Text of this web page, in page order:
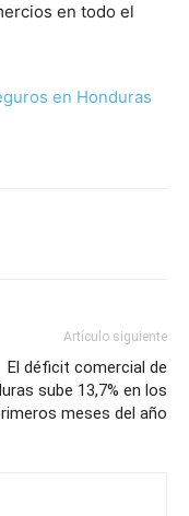
en todo el
en Honduras
Artículo siguiente
El déficit comercial de
sube 13,7% en los
meses del año